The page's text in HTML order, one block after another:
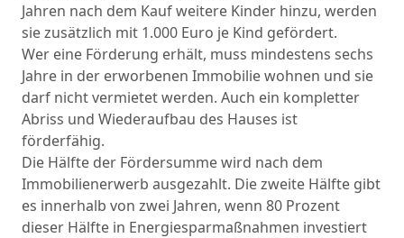
Jahren nach dem Kauf weitere Kinder hinzu, werden
sie zusätzlich mit 1.000 Euro je Kind gefördert.
Wer eine Förderung erhält, muss mindestens sechs
Jahre in der erworbenen Immobilie wohnen und sie
darf nicht vermietet werden. Auch ein kompletter
Abriss und Wiederaufbau des Hauses ist
förderfähig.
Die Hälfte der Fördersumme wird nach dem
Immobilienerwerb ausgezahlt. Die zweite Hälfte gibt
es innerhalb von zwei Jahren, wenn 80 Prozent
dieser Hälfte in Energiesparmaßnahmen investiert